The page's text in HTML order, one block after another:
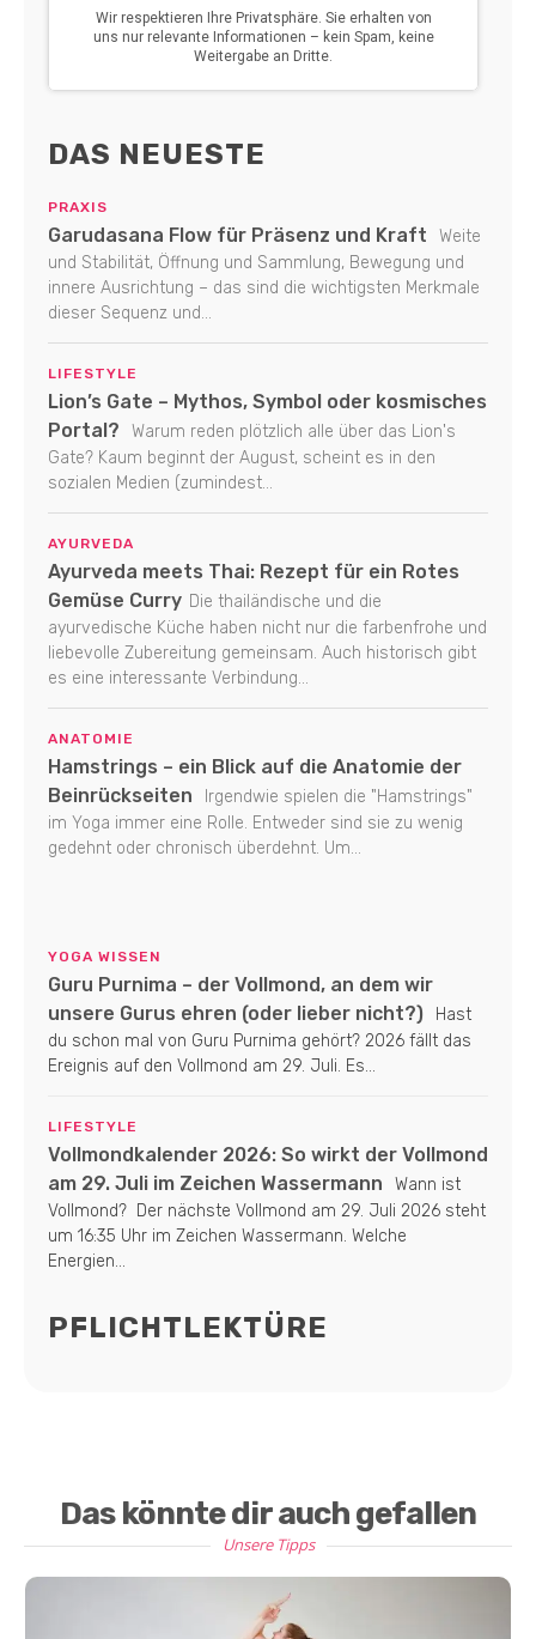
DAS NEUESTE
PRAXIS
Garudasana Flow für Präsenz und Kraft
Weite
und Stabilität, Öffnung und Sammlung, Bewegung und
innere Ausrichtung – das sind die wichtigsten Merkmale
dieser Sequenz und...
LIFESTYLE
Lion’s Gate – Mythos, Symbol oder kosmisches
Portal?
Warum reden plötzlich alle über das Lion's
Gate? Kaum beginnt der August, scheint es in den
sozialen Medien (zumindest...
AYURVEDA
Ayurveda meets Thai: Rezept für ein Rotes
Gemüse Curry Die thailändische und die
ayurvedische Küche haben nicht nur die farbenfrohe und
liebevolle Zubereitung gemeinsam. Auch historisch gibt
es eine interessante Verbindung...
ANATOMIE
Hamstrings – ein Blick auf die Anatomie der
Beinrückseiten
Irgendwie spielen die "Hamstrings"
im Yoga immer eine Rolle. Entweder sind sie zu wenig
gedehnt oder chronisch überdehnt. Um...
YOGA WISSEN
Guru Purnima – der Vollmond, an dem wir
unsere Gurus ehren (oder lieber nicht?)
Hast
du schon mal von Guru Purnima gehört? 2026 fällt das
Ereignis auf den Vollmond am 29. Juli. Es...
LIFESTYLE
Vollmondkalender 2026: So wirkt der Vollmond
am 29. Juli im Zeichen Wassermann
Wann ist
Vollmond? Der nächste Vollmond am 29. Juli 2026 steht
um 16:35 Uhr im Zeichen Wassermann. Welche
Energien...
PFLICHTLEKTÜRE
Das könnte dir auch gefallen
Unsere Tipps